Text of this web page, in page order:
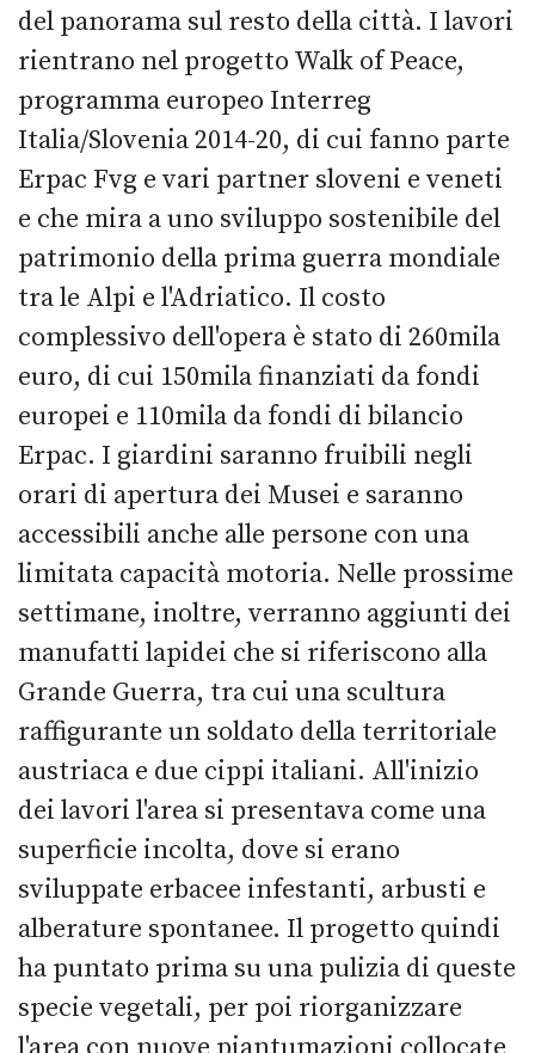
del panorama sul resto della città. I lavori
rientrano nel progetto Walk of Peace,
programma europeo Interreg
Italia/Slovenia 2014-20, di cui fanno parte
Erpac Fvg e vari partner sloveni e veneti
e che mira a uno sviluppo sostenibile del
patrimonio della prima guerra mondiale
tra le Alpi e l'Adriatico. Il costo
complessivo dell'opera è stato di 260mila
euro, di cui 150mila finanziati da fondi
europei e 110mila da fondi di bilancio
Erpac. I giardini saranno fruibili negli
orari di apertura dei Musei e saranno
accessibili anche alle persone con una
limitata capacità motoria. Nelle prossime
settimane, inoltre, verranno aggiunti dei
manufatti lapidei che si riferiscono alla
Grande Guerra, tra cui una scultura
raffigurante un soldato della territoriale
austriaca e due cippi italiani. All'inizio
dei lavori l'area si presentava come una
superficie incolta, dove si erano
sviluppate erbacee infestanti, arbusti e
alberature spontanee. Il progetto quindi
ha puntato prima su una pulizia di queste
specie vegetali, per poi riorganizzare